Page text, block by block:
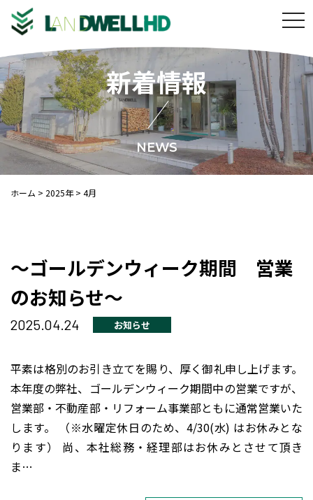
t
g
g
e
n
a
v
i
o
新着情報
NEWS
ホーム > 2025年> 4月
～ゴールデンウィーク期間 営業
のお知らせ～
2025.04.24 お知らせ
平素は格別のお引き立てを賜り、厚く御礼申し上げます。
本年度の弊社、ゴールデンウィーク期間中の営業ですが、
営業部・不動産部・リフォーム事業部ともに通常営業いた
します。 （※水曜定休日のため、4/30(水) はお休みとな
ります） 尚、本社総務・経理部はお休みとさせて頂き
ま…